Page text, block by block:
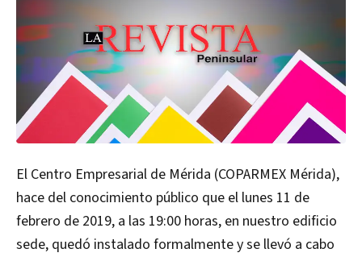
El Centro Empresarial de Mérida (COPARMEX Mérida),
hace del conocimiento público que el lunes 11 de
febrero de 2019, a las 19:00 horas, en nuestro edificio
sede, quedó instalado formalmente y se llevó a cabo